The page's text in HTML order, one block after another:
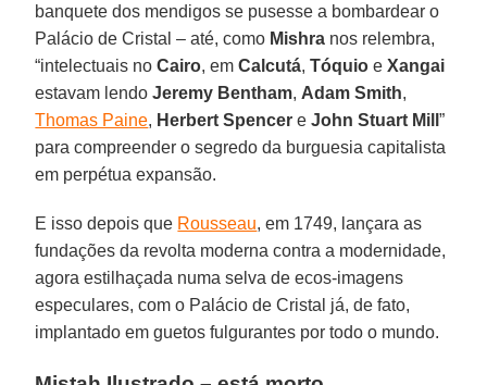
banquete dos mendigos se pusesse a bombardear o
Palácio de Cristal – até, como Mishra nos relembra,
“intelectuais noCairo, emCalcutá,Tóquio eXangai
estavam lendoJeremy Bentham, Adam Smith,
Thomas Paine, Herbert Spencer eJohn Stuart Mill”
para compreender o segredo da burguesia capitalista
em perpétua expansão.
E isso depois que Rousseau, em 1749, lançara as
fundações da revolta moderna contra a modernidade,
agora estilhaçada numa selva de ecos-imagens
especulares, com o Palácio de Cristal já, de fato,
implantado em guetos fulgurantes por todo o mundo.